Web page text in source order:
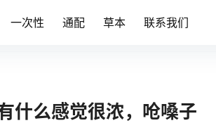
一次性 通配 草本 联系我们
什么感觉很浓，呛嗓子